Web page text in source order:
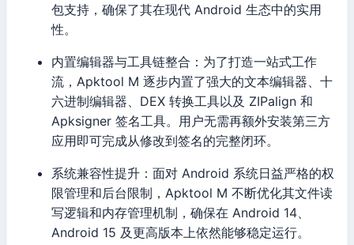
包支持，确保了其在现代 Android 生态中的实用
性。
内置编辑器与工具链整合：为了打造一站式工作
流，Apktool M 逐步内置了强大的文本编辑器、十
六进制编辑器、DEX 转换工具以及 ZIPalign 和
Apksigner 签名工具。用户无需再额外安装第三方
应用即可完成从修改到签名的完整闭环。
系统兼容性提升：面对 Android 系统日益严格的权
限管理和后台限制，Apktool M 不断优化其文件读
写逻辑和内存管理机制，确保在 Android 14、
Android 15 及更高版本上依然能够稳定运行。